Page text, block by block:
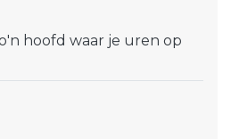
hoofd waar je uren op